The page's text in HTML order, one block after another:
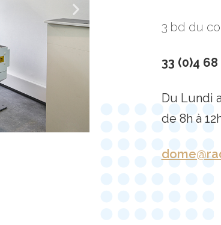
3 bd du
33 (0)4 68
Du Lundi
de 8h à